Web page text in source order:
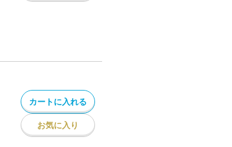
カートに入れる
お気に入り